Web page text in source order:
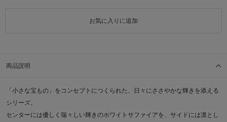
お気に入りに追加
商品説明
「小さな宝もの」をコンセプトにつくられた、日々にささやかな輝きを添える
シリーズ。
センターには優しく瑞々しい輝きのホワイトサファイアを、サイドには凛とし